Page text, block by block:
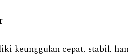
keunggulan cepat, stabil,